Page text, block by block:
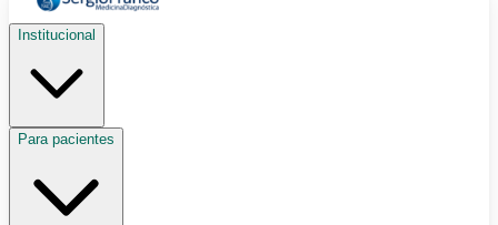
Institucional
Para pacientes